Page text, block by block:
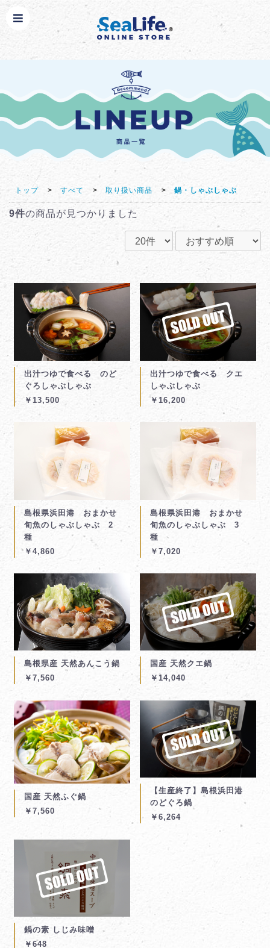
トップ > すべて > 取り扱い商品 > 鍋・しゃぶしゃぶ
9件の商品が見つかりました
出汁つゆで食べる のど
ぐろしゃぶしゃぶ
￥13,500
出汁つゆで食べる クエ
しゃぶしゃぶ
￥16,200
島根県浜田港 おまかせ
旬魚のしゃぶしゃぶ 2
種
￥4,860
島根県浜田港 おまかせ
旬魚のしゃぶしゃぶ 3
種
￥7,020
島根県産 天然あんこう鍋
￥7,560
国産 天然クエ鍋
￥14,040
国産 天然ふぐ鍋
￥7,560
【生産終了】島根浜田港
のどぐろ鍋
￥6,264
鍋の素 しじみ味噌
￥648